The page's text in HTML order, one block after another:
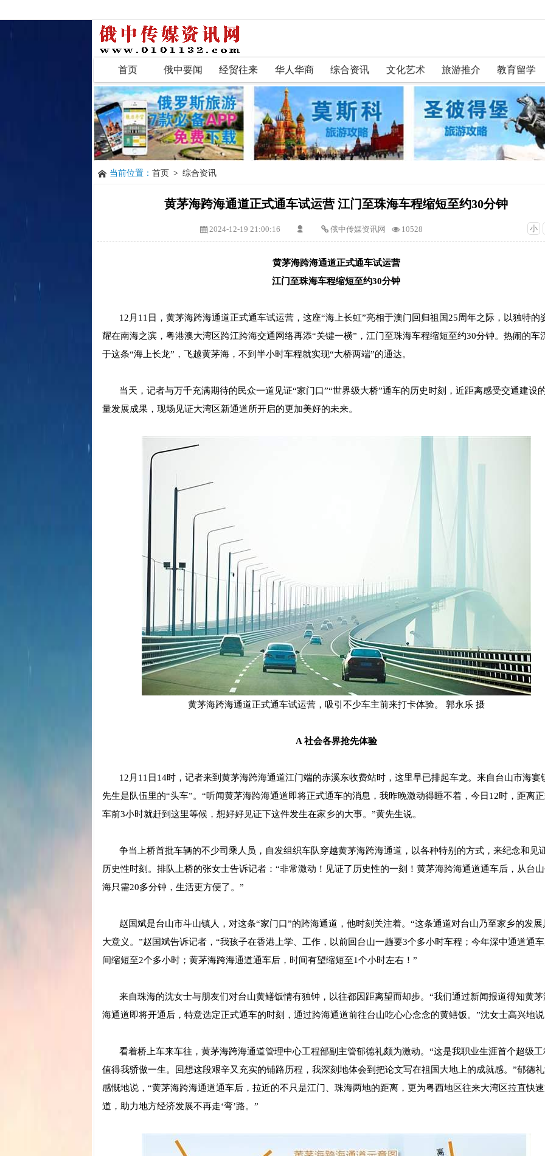
首页 俄中要闻 经贸往来 华人华商 综合资讯 文化艺术 旅游推介 教育留学
当前位置： 首页 > 综合资讯
黄茅海跨海通道正式通车试运营 江门至珠海车程缩短至约30分钟
小
2024-12-19 21:00:16 俄中传媒资讯网 10528
黄茅海跨海通道正式通车试运营
江门至珠海车程缩短至约30分钟
12月11日，黄茅海跨海通道正式通车试运营，这座“海上长虹”亮相于澳门回归祖国25周年之际，以独特的
耀在南海之滨，粤港澳大湾区跨江跨海交通网络再添“关键一横”，江门至珠海车程缩短至约30分钟。热闹的车
于这条“海上长龙”，飞越黄茅海，不到半小时车程就实现“大桥两端”的通达。
当天，记者与万千充满期待的民众一道见证“家门口”“世界级大桥”通车的历史时刻，近距离感受交通建设
量发展成果，现场见证大湾区新通道所开启的更加美好的未来。
黄茅海跨海通道正式通车试运营，吸引不少车主前来打卡体验。 郭永乐 摄
A 社会各界抢先体验
12月11日14时，记者来到黄茅海跨海通道江门端的赤溪东收费站时，这里早已排起车龙。来自台山市海宴
先生是队伍里的“头车”。“听闻黄茅海跨海通道即将正式通车的消息，我昨晚激动得睡不着，今日12时，距离
车前3小时就赶到这里等候，想好好见证下这件发生在家乡的大事。”黄先生说。
争当上桥首批车辆的不少司乘人员，自发组织车队穿越黄茅海跨海通道，以各种特别的方式，来纪念和见
历史性时刻。排队上桥的张女士告诉记者：“非常激动！见证了历史性的一刻！黄茅海跨海通道通车后，从台
海只需20多分钟，生活更方便了。”
赵国斌是台山市斗山镇人，对这条“家门口”的跨海通道，他时刻关注着。“这条通道对台山乃至家乡的发展
大意义。”赵国斌告诉记者，“我孩子在香港上学、工作，以前回台山一趟要3个多小时车程；今年深中通道通
间缩短至2个多小时；黄茅海跨海通道通车后，时间有望缩短至1个小时左右！”
来自珠海的沈女士与朋友们对台山黄鳝饭情有独钟，以往都因距离望而却步。“我们通过新闻报道得知黄茅
海通道即将开通后，特意选定正式通车的时刻，通过跨海通道前往台山吃心心念念的黄鳝饭。”沈女士高兴地
看着桥上车来车往，黄茅海跨海通道管理中心工程部副主管郁德礼颇为激动。“这是我职业生涯首个超级工
值得我骄傲一生。回想这段艰辛又充实的铺路历程，我深刻地体会到把论文写在祖国大地上的成就感。”郁德
感慨地说，“黄茅海跨海通道通车后，拉近的不只是江门、珠海两地的距离，更为粤西地区往来大湾区拉直快
道，助力地方经济发展不再走‘弯’路。”